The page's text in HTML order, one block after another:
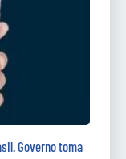
Governo toma